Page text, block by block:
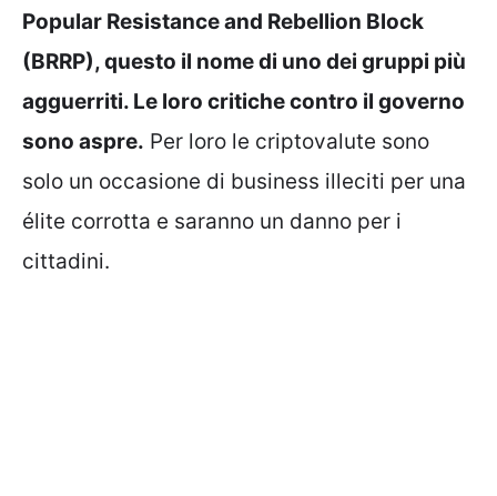
Popular Resistance and Rebellion Block
(BRRP), questo il nome di uno dei gruppi più
agguerriti. Le loro critiche contro il governo
sono aspre. Per loro le criptovalute sono
solo un occasione di business illeciti per una
élite corrotta e saranno un danno per i
cittadini.